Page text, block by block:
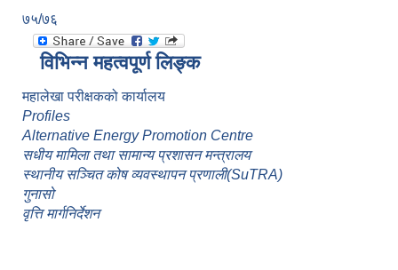
७५/७६
विभिन्न महत्वपूर्ण लिङ्क
महालेखा परीक्षकको कार्यालय
Profiles
Alternative Energy Promotion Centre
सधीय मामिला तथा सामान्य प्रशासन मन्त्रालय
स्थानीय सञ्चित कोष व्यवस्थापन प्रणाली(SuTRA)
गुनासो
वृत्ति मार्गनिर्देशन